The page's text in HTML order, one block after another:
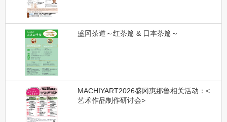
盛冈茶道～红茶篇 & 日本茶篇～
MACHIYART2026盛冈惠那鲁相关活动：<
艺术作品制作研讨会>